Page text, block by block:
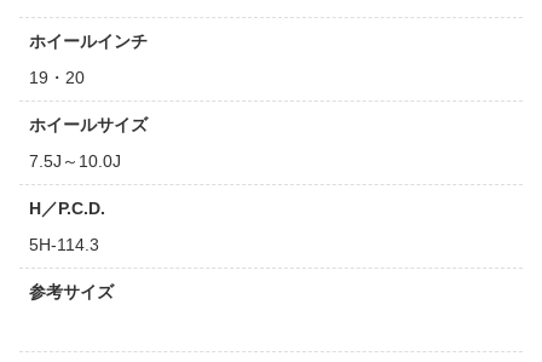
ホイールインチ
19・20
ホイールサイズ
7.5J～10.0J
H／P.C.D.
5H-114.3
参考サイズ